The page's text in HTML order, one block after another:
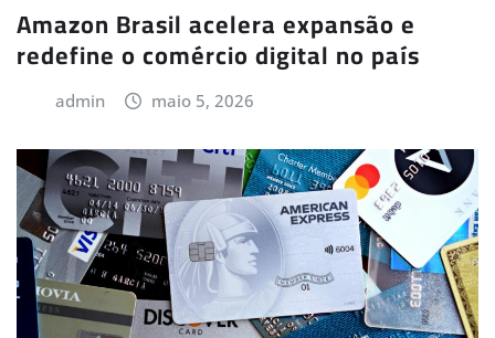
Amazon Brasil acelera expansão e
redefine o comércio digital no país
admin maio 5, 2026